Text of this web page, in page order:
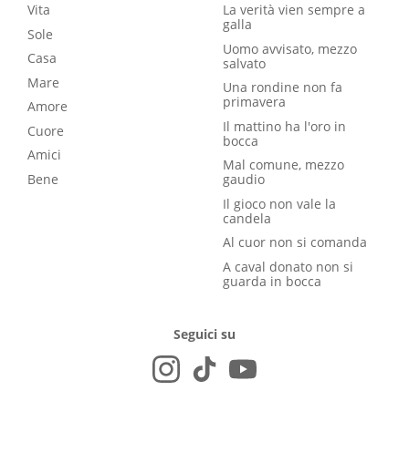
Vita
Sole
Casa
Mare
Amore
Cuore
Amici
Bene
La verità vien sempre a
galla
Uomo avvisato, mezzo
salvato
Una rondine non fa
primavera
Il mattino ha l'oro in
bocca
Mal comune, mezzo
gaudio
Il gioco non vale la
candela
Al cuor non si comanda
A caval donato non si
guarda in bocca
Seguici su